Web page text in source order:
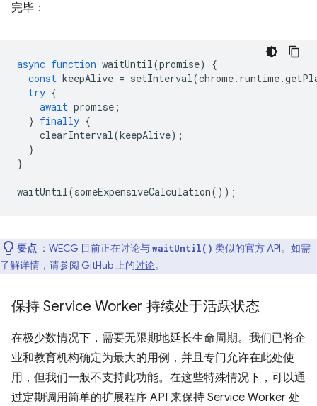
完毕：
async function waitUntil(promise)
{
const keepAlive = setInterval(chrome. runtime.
try {
await promise ;
} finally {
clearInterval(keepAlive);
}
}
waitUntil(someExpensiveCalculation());
要点 ：WECG 目前正在讨论与waitUntil() 类似的官方 API。如需
了解详情，请参阅 GitHub 上的讨论。
保持 Service Worker 持续处于活跃状态
在极少数情况下，需要无限期地延长生命周期。我们已将企
业和教育机构确定为最大的用例，并且专门允许在此处使
用，但我们一般不支持此功能。在这些特殊情况下，可以通
过定期调用简单的扩展程序 API 来保持 Service Worker 处